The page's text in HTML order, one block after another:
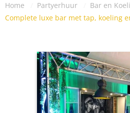
Home Partyerhuur Bar en
Complete luxe bar met tap, koeling